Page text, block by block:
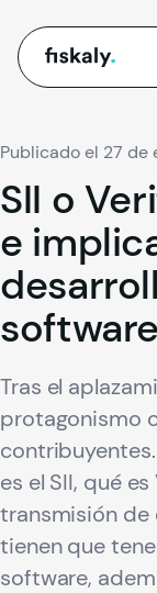
fiskaly.
Publicado el 27 de
SII o
e
software
Tras el
protagonismo
es el SII, qué
transmisión de
tienen que
software,